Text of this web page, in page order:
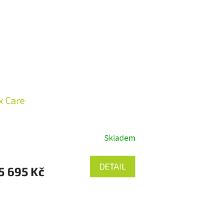
Care
Skladem
695 Kč DETAIL